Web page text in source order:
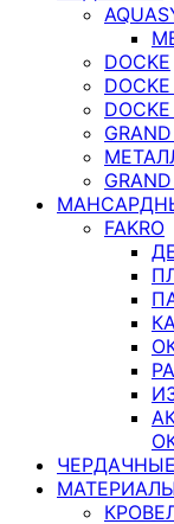
DOCKE
FAKRO